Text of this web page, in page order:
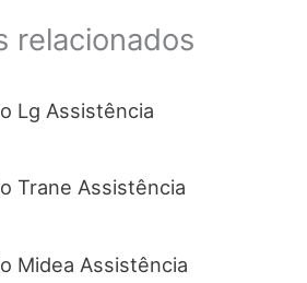
relacionados
Lg Assistência
Trane Assistência
Midea Assistência